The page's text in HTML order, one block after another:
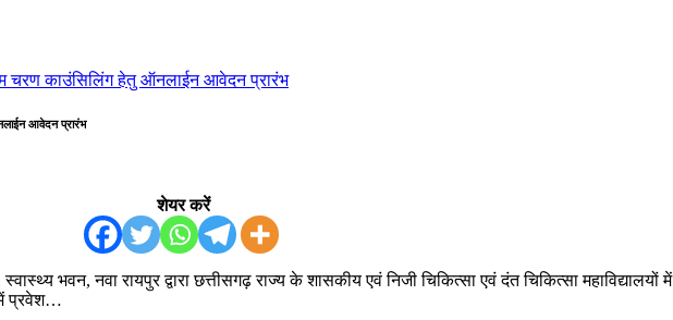
आवेदन प्रारंभ
शेयर करें
भवन, नवा रायपुर द्वारा छत्तीसगढ़ राज्य के शासकीय एवं निजी चिकित्सा एवं दंत चिकित्सा महाविद्यालयों में
में प्रवेश…